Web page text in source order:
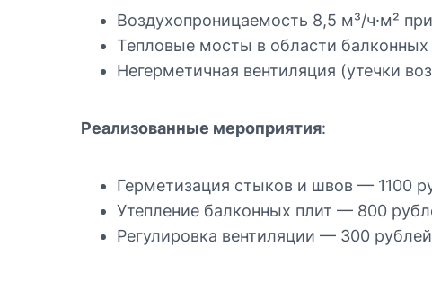
Воздухопроницаемость 8,5 м³/ч·м²
Тепловые мосты в области балконных
Негерметичная вентиляция (утечки
Реализованные мероприятия:
Герметизация стыков и швов — 1100
Утепление балконных плит — 800
Регулировка вентиляции — 300 рублей